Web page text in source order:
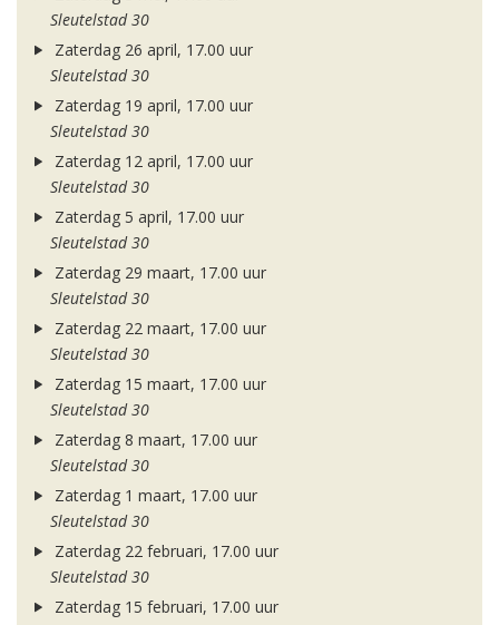
Sleutelstad 30
Zaterdag 26 april, 17.00 uur
Sleutelstad 30
Zaterdag 19 april, 17.00 uur
Sleutelstad 30
Zaterdag 12 april, 17.00 uur
Sleutelstad 30
Zaterdag 5 april, 17.00 uur
Sleutelstad 30
Zaterdag 29 maart, 17.00 uur
Sleutelstad 30
Zaterdag 22 maart, 17.00 uur
Sleutelstad 30
Zaterdag 15 maart, 17.00 uur
Sleutelstad 30
Zaterdag 8 maart, 17.00 uur
Sleutelstad 30
Zaterdag 1 maart, 17.00 uur
Sleutelstad 30
Zaterdag 22 februari, 17.00 uur
Sleutelstad 30
Zaterdag 15 februari, 17.00 uur